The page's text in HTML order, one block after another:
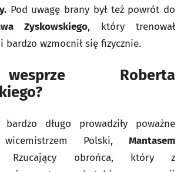
Pod uwagę brany był też powrót do
Zyskowskiego, który trenował
bardzo wzmocnił się fizycznie.
Roberta
bardzo długo prowadziły poważne
Polski, Mantasem
Rzucający obrońca, który z